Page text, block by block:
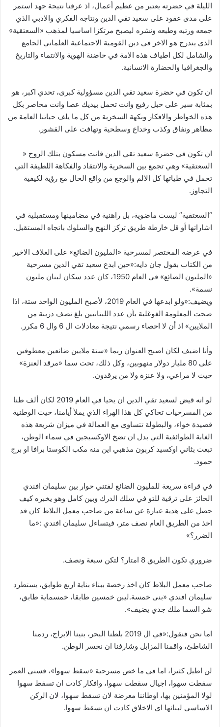
الليلة في حضرته يعتبر من عظيم أعمال، اذ عرفنا نتيجة جهد استمر
على مدى عقود على سعيد تقي الدين ونتاجه الفكري والادبي الذي
جمعه ورتبه وطبعه ونشره ليصبح مرتكزا اساسيا لمذهب «السعتقية»
الذي يندرج هو الاخر في دين القومية الاجتماعية العلماني الجامع
والشامل لكل اطياف هذه الامة في حاضنة الهوية والانتماء والتاريخ
والجغرافيا والحضارة الانسانية.
ان تكون في حضرة سعيد تقي الدين مسؤولية كبرى، تحدي اكبر، هو
بمثابة سير على حبل رفيع وانت تحمل بيديك عصا وانت محاصر بكل
هذه الخواطر والافكار ونكهة السخرية من كل ما يلف حياتنا العامة من
مظاهر ونفاق وكذب وخداع وسطحية وتهافت على القشور.
ان تكون في حضرة سعيد تقي الدين فانت مسكون بتلك الروح «
السعتقية» وهي تجمع بين السخرية والانتقاد والفكاهة اللطيفة التي
تحمل في طياتها كل الالم والوجع من واقع الحال مع رؤية لكيفية
التجاوز.
“السعتقية” ليست ماضوية، بل راهنية في مضامينها ومستقبلية في
اشاراتها أو قل خارطة طريق تركز النهج والسلوك باتجاه المستقبل.
في عرضه المختصر لمسرحية «المليون الضائع» على الغلاف الاخير
من الكتاب بقول جان دايه:«حين ابدع سعيد تقي الدين مسرحية
«المليون الضائع» في العام 1950، كان عدد سكان لبنان مليون
نسمة».
ويضيف:«ولو ابدعها في العام 2019، لأصبح المليون الواحد ستة، اذا
صحت المعلومة الغوغلية بأن عدد اللبنانيين بلغ نصف دزينة من
الملايين» اذ أن لا احصاء رسمي نتيجة معادلات ال 6 وال 6 مكرر.
وأنا اضيف لكان اصبح العنوان ربما «ستة ملايين ضائعين معطوفين
على 80 مليار دولار منهوبين، وكل ذلك، تحت سما «مرقد العنزة»
حيث لا مراعي، ولا عنزة ولا من يرقدون.
لو انه قيض لسعيد تقي الدين ان يحيا في العام 2019 لكان ألف طنا
من المسرحيات تحاكي كل هذا الهراء الذي يملأ أيامنا، حيث الوطنية
قصيدة خواء، والبطولة تتساوى مع العمالة في ميزان شريعة هذه
الغابة الطوائفية التي بدل ان تضخ الاوكسيجين في سماء الوطن،
تبعث بثاني اوكسيد كربون مذهبي اين منه مكب الكوستا برافا او برج
حمود.
في قراءة سريعة للمليون الضائع لفتني حوار بين سليمان افندي
الحائز على ترقية للتو في سلك الدرك وبين كامل وهو يخبره كيف
حصل على هدية عبارة عن ساعة من صاحب معمل البلاط كان قد
اخذ من الطريق العام نصف متر، فيتساءل سليمان افندي :«ما
الضرر؟»
ضروري تكون الطريق 8 امتار؟ لتكن سبعة ونصف.
صاحب معمل البلاط كان اخذ رخصة ببناء بناية اربع طوابق، يستطرد
سليمان افندي «بنى خمسة.ليبن خمسين طابقا، خمسماية طابق،
شو السما ملك جدي يضيف».
اما نحن فنقول:«في ال 2019 بلطنا البحر، بنينا الابراج، ردمنا
الشاطئ، واقمنا المزابل وشارفنا ان نخسر الوطن.
لن اطيل كثيرا، اما في ما خص مسرحية «سقط سهوا»، فسني العمر
سقطت سهوا، اجيال سقطت سهوا، وافكار كادت ان تسقط سهوا
لولا المؤمنين بها، اوطاننا معرضة لان تسقط سهوا، لان الركن
الاساسي لبنائها اي الاخلاق كادت ان تسقط سهوا.